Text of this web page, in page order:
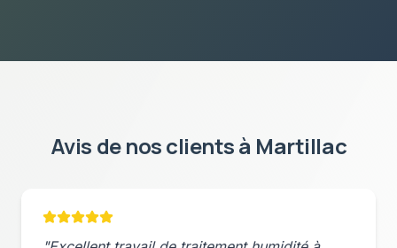
Avis de nos clients à Martillac